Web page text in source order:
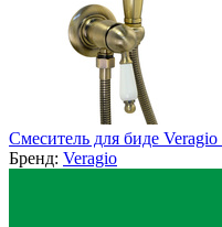
Смеситель для биде
Бренд: Veragio